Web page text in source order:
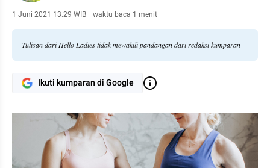
1 Juni 2021 13:29 WIB · waktu baca 1 menit
Tulisan dari Hello Ladies tidak mewakili pandangan dari redaksi kumparan
Ikuti kumparan di Google